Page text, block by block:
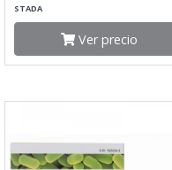
STADA
Ver precio